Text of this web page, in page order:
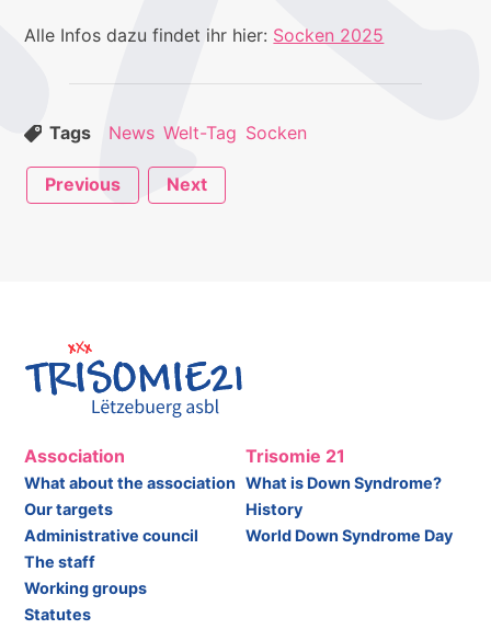
Alle Infos dazu findet ihr hier: Socken 2025
Tags News Welt-Tag Socken
Previous Next
Association
What about the association
Our targets
Administrative council
The staff
Working groups
Statutes
Trisomie 21
What is Down Syndrome?
History
World Down Syndrome Day